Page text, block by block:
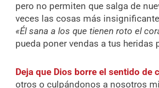
pero no permiten que salga de
veces las cosas más
«Él sana a los que tienen roto el
pueda poner vendas a tus heridas
Deja que Dios borre el sentido de
otros o culpándonos a nosotros